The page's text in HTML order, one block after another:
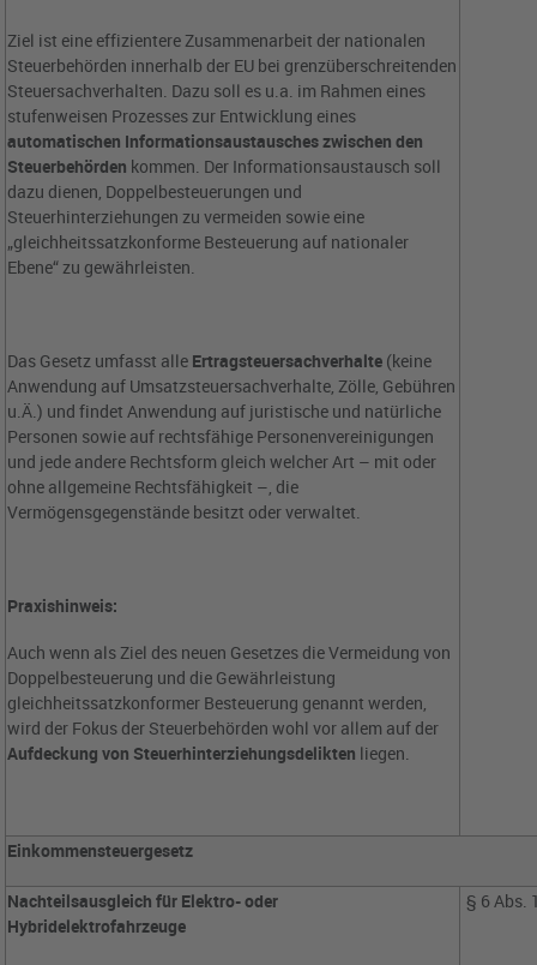
Ziel ist eine effizientere Zusammenarbeit der nationalen
Steuerbehörden innerhalb der EU bei grenzüberschreitenden
Steuersachverhalten. Dazu soll es u.a. im Rahmen eines
stufenweisen Prozesses zur Entwicklung eines
automatischen Informationsaustausches zwischen den
Steuerbehörden kommen. Der Informationsaustausch soll
dazu dienen, Doppelbesteuerungen und
Steuerhinterziehungen zu vermeiden sowie eine
„gleichheitssatzkonforme Besteuerung auf nationaler
Ebene“ zu gewährleisten.
Das Gesetz umfasst alle Ertragsteuersachverhalte (keine
Anwendung auf Umsatzsteuersachverhalte, Zölle, Gebühren
u.Ä.) und findet Anwendung auf juristische und natürliche
Personen sowie auf rechtsfähige Personenvereinigungen
und jede andere Rechtsform gleich welcher Art – mit oder
ohne allgemeine Rechtsfähigkeit –, die
Vermögensgegenstände besitzt oder verwaltet.
Praxishinweis:
Auch wenn als Ziel des neuen Gesetzes die Vermeidung von
Doppelbesteuerung und die Gewährleistung
gleichheitssatzkonformer Besteuerung genannt werden,
wird der Fokus der Steuerbehörden wohl vor allem auf der
Aufdeckung von Steuerhinterziehungsdelikten liegen.
Einkommensteuergesetz
Nachteilsausgleich für Elektro- oder
Hybridelektrofahrzeuge
§ 6 Abs.